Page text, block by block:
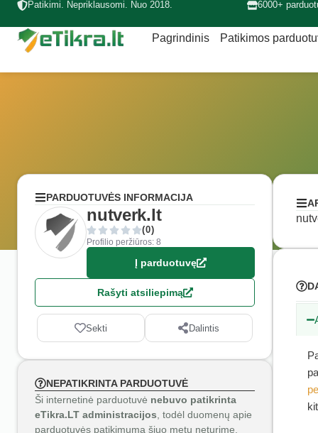
Patikimi. Nepriklausomi. Nuo 2018. 6000+
Pagrindinis Patikimos
PARDUOTUVĖS INFORMACIJA
nutverk.lt
(0)
Profilio peržiūros: 8
Į parduotuvę
Rašyti atsiliepimą
Sekti Dalintis
NEPATIKRINTA PARDUOTUVĖ
Ši internetinė parduotuvė nebuvo patikrinta
eTikra.LT administracijos , todėl duomenų apie
parduotuvės patikimumą šiuo metu neturime.